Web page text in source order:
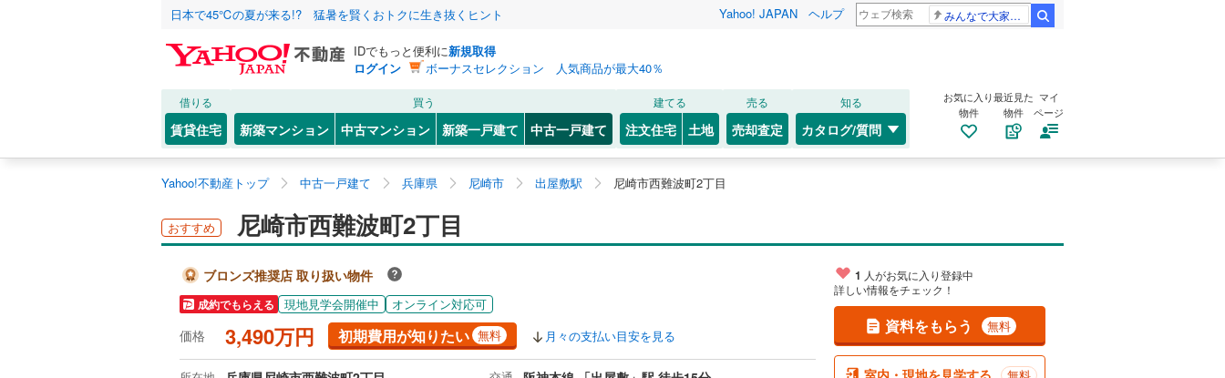
日本で45℃の夏が来る!? 猛暑を賢くおトクに生き抜くヒント Yahoo! JAPAN ヘルプ みんなで大家さん 2881億円
IDでもっと便利に新規取得
ログイン
ボーナスセレクション 人気商品が最大40％
借りる
賃貸住宅
買う
新築マンション 中古マンション 新築一戸建て 中古一戸建て
建てる
注文住宅 土地
売る
売却査定
知る
カタログ/質問
お気に入り
物件
最近見た
物件
マイ
ページ
Yahoo!不動産トップ 中古一戸建て 兵庫県 尼崎市 出屋敷駅 尼崎市西難波町2丁目
おすすめ 尼崎市西難波町2丁目
ブロンズ推奨店 取り扱い物件
成約でもらえる 現地見学会開催中 オンライン対応可
価格 3,490万円 初期費用が知りたい 無料 月々の支払い目安を見る
1 人がお気に入り登録中
詳しい情報をチェック！
資料をもらう 無料